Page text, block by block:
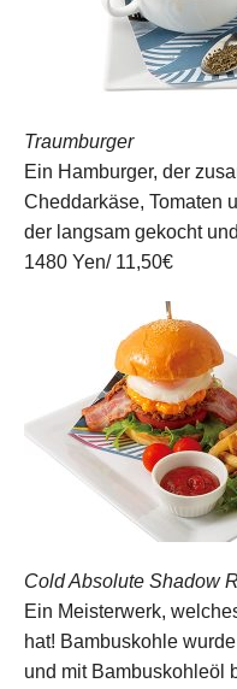
Traumburger
Ein Hamburger, der
Cheddarkäse, Tomaten
der langsam gekocht
1480 Yen/ 11,50€
Cold Absolute Shadow
Ein Meisterwerk,
hat! Bambuskohle
und mit Bambuskohleöl